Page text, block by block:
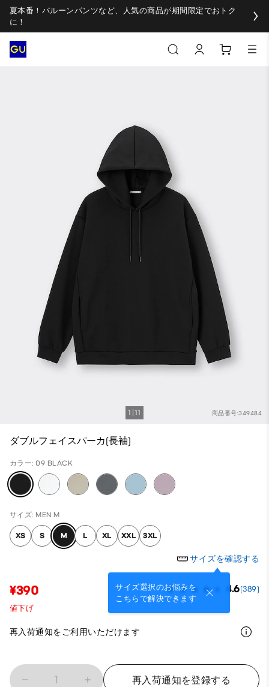
夏本番！バルーンパンツなど、人気の商品が期間限定でおトク
に！
商品番号:349484
1 11
ダブルフェイスパーカ(長袖)
カラー: 09 BLACK
サイズ: MEN M
XS S M L XL XXL 3XL
サイズを確認する
サイズ選択のお悩みを
こちらで解決できます
¥390 4.6(389)
値下げ
再入荷通知をご利用いただけます
1 再入荷通知を登録する